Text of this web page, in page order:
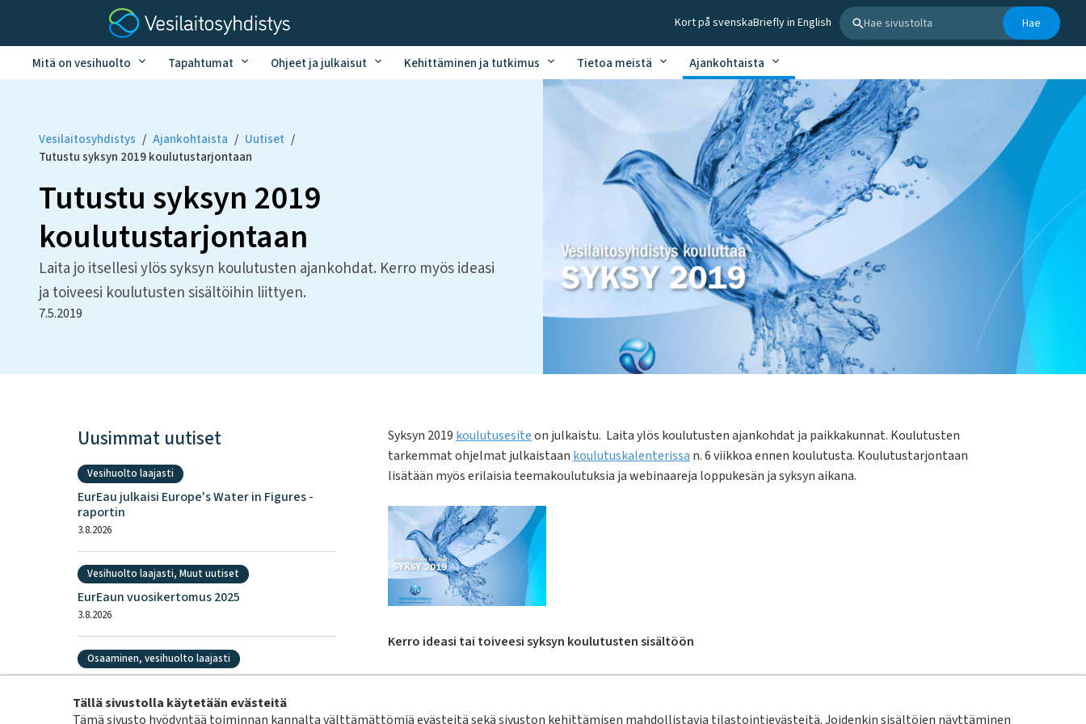
Tällä sivustolla käytetään evästeitä
Tämä sivusto hyödyntää toiminnan kannalta välttämättömiä evästeitä sekä sivuston kehittämisen mahdollistavia tilastointievästeitä. Joidenkin sisältöjen näyttäminen
Kort på svenskaBriefly in English Hae
Mitä on vesihuolto Tapahtumat Ohjeet ja julkaisut Kehittäminen ja tutkimus Tietoa meistä Ajankohtaista
Vesilaitosyhdistys / Ajankohtaista / Uutiset /
Tutustu syksyn 2019 koulutustarjontaan
Tutustu syksyn 2019
koulutustarjontaan
Laita jo itsellesi ylös syksyn koulutusten ajankohdat. Kerro myös ideasi
ja toiveesi koulutusten sisältöihin liittyen.
7.5.2019
Syksyn 2019 koulutusesiteon julkaistu. Laita ylös koulutusten ajankohdat ja paikkakunnat. Koulutusten
tarkemmat ohjelmat julkaistaan koulutuskalenterissa n. 6 viikkoa ennen koulutusta. Koulutustarjontaan
lisätään myös erilaisia teemakoulutuksia ja webinaareja loppukesän ja syksyn aikana.
Kerro ideasi tai toiveesi syksyn koulutusten sisältöön
Onko sinulla tiedossa jokin kiinnostava aihe tai puhuja koulutukseen? Tai olisitko itse innokas kertomaan
Uusimmat uutiset
Vesihuolto laajasti
EurEau julkaisi Europe's Water in Figures -
raportin
3.8.2026
Vesihuolto laajasti, Muut uutiset
EurEaun vuosikertomus 2025
3.8.2026
Osaaminen, vesihuolto laajasti
3.8.2026